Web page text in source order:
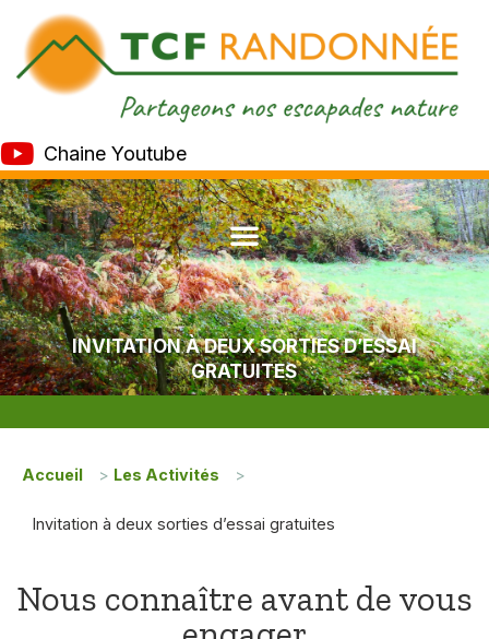
Chaine Youtube
INVITATION À DEUX SORTIES D’ESSAI
GRATUITES
Accueil > Les Activités >
Invitation à deux sorties d’essai gratuites
Nous connaître avant de vous